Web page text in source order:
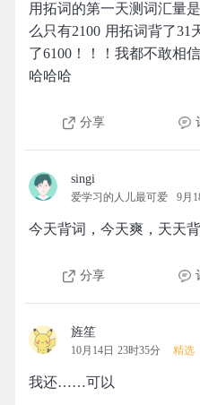
用拓词的第一天测词汇量
么只有2100 用拓词背了31
了6100！！！我都不敢相
哈哈哈
分享
singi
爱学习的人儿最可爱 9月
今天背词，今天爽，天天
分享
旌笙
10月14日 23时35分 精选
我还……可以